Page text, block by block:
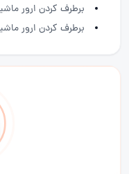
برطرف کردن ارور
برطرف کردن ارور